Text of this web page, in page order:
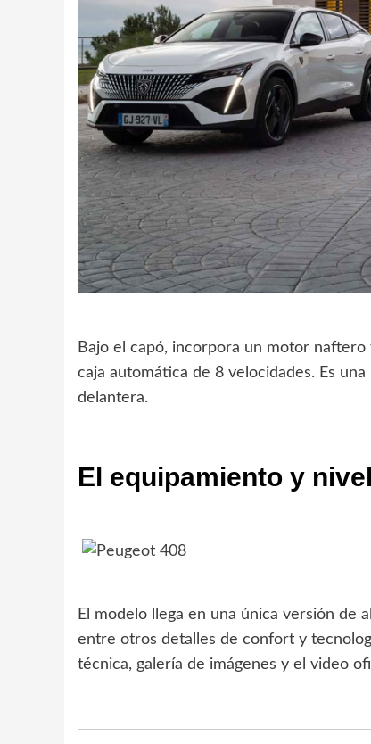
Bajo el capó, incorpora un motor
caja automática de 8 velocidades. Es
delantera.
El equipamiento y
El modelo llega en una única versión de
entre otros detalles de confort y
técnica, galería de imágenes y el video